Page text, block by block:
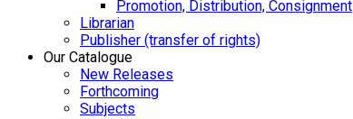
Promotion, Distribution, Consignment
Librarian
Publisher (transfer of rights)
Our Catalogue
New Releases
Forthcoming
Subjects